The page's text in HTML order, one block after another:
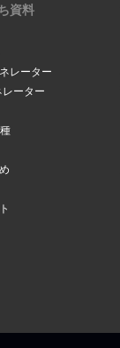
資料
レーター
ーター